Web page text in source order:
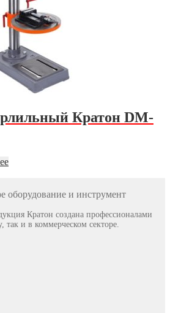
Кратон DM-
оборудование и инструмент
Кратон создана профессионалами
так и в коммерческом секторе.